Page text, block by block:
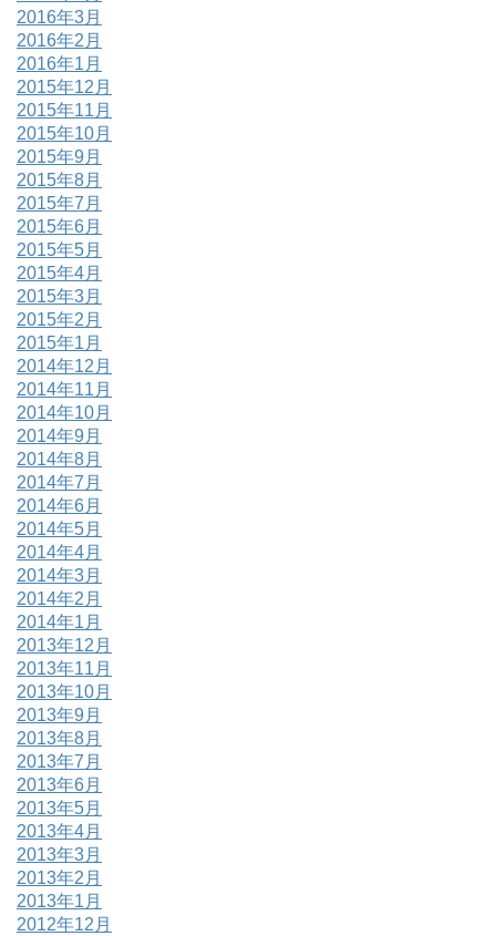
2016年3月
2016年2月
2016年1月
2015年12月
2015年11月
2015年10月
2015年9月
2015年8月
2015年7月
2015年6月
2015年5月
2015年4月
2015年3月
2015年2月
2015年1月
2014年12月
2014年11月
2014年10月
2014年9月
2014年8月
2014年7月
2014年6月
2014年5月
2014年4月
2014年3月
2014年2月
2014年1月
2013年12月
2013年11月
2013年10月
2013年9月
2013年8月
2013年7月
2013年6月
2013年5月
2013年4月
2013年3月
2013年2月
2013年1月
2012年12月